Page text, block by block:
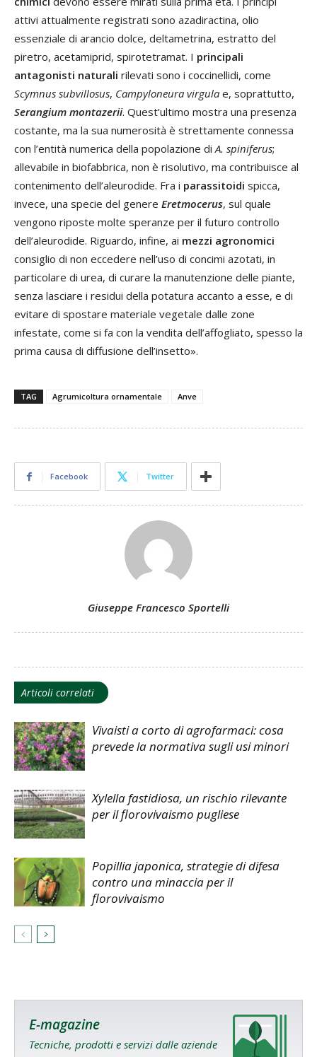
attivi attualmente registrati sono azadiractina, olio
essenziale di arancio dolce, deltametrina, estratto del
piretro, acetamiprid, spirotetramat. I principali
antagonisti naturali rilevati sono i coccinellidi, come
Scymnus subvillosus, Campyloneura virgula e, soprattutto,
Serangium montazerii. Quest’ultimo mostra una presenza
costante, ma la sua numerosità è strettamente connessa
con l’entità numerica della popolazione di A. spiniferus;
allevabile in biofabbrica, non è risolutivo, ma contribuisce al
contenimento dell’aleurodide. Fra i parassitoidi spicca,
invece, una specie del genere Eretmocerus, sul quale
vengono riposte molte speranze per il futuro controllo
dell’aleurodide. Riguardo, infine, ai mezzi agronomici
consiglio di non eccedere nell’uso di concimi azotati, in
particolare di urea, di curare la manutenzione delle piante,
senza lasciare i residui della potatura accanto a esse, e di
evitare di spostare materiale vegetale dalle zone
infestate, come si fa con la vendita dell’affogliato, spesso la
prima causa di diffusione dell’insetto».
TAG Agrumicoltura ornamentale Anve
Facebook Twitter
Giuseppe Francesco Sportelli
Articoli correlati
Vivaisti a corto di agrofarmaci: cosa
prevede la normativa sugli usi minori
Xylella fastidiosa, un rischio rilevante
per il florovivaismo pugliese
Popillia japonica, strategie di difesa
contro una minaccia per il
florovivaismo
E-magazine
Tecniche, prodotti e servizi dalle aziende